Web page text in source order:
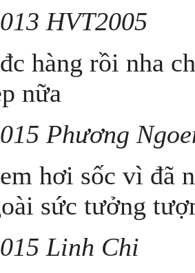
HVT2005
hàng rồi nha
nữa
Phương
hơi sốc vì đã
sức tưởng
Linh Chi